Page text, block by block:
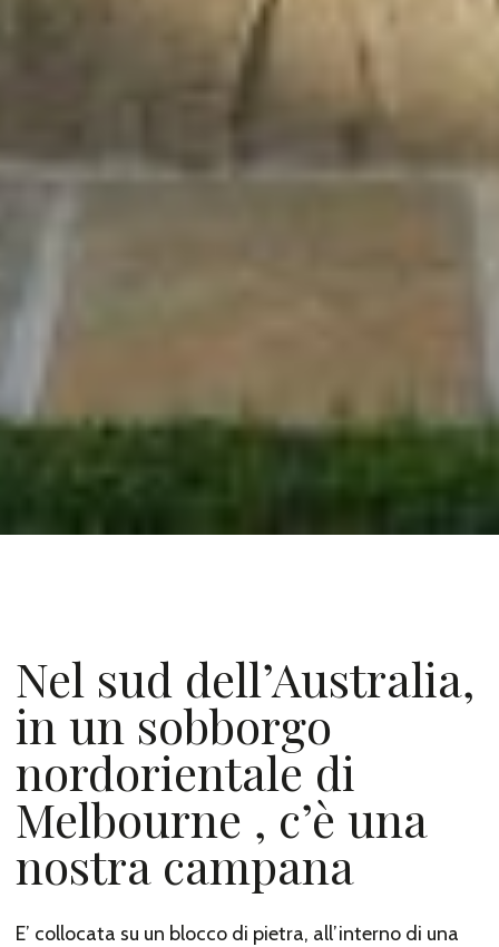
Nel sud dell’Australia,
in un sobborgo
nordorientale di
Melbourne , c’è una
nostra campana
E’ collocata su un blocco di pietra, all’interno di una